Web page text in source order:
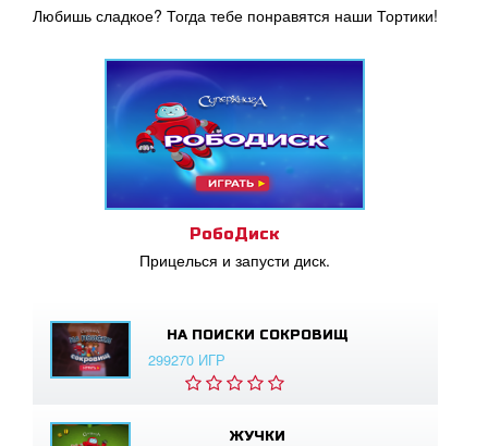
Любишь сладкое? Тогда тебе понравятся наши Тортики!
РобоДиск
Прицелься и запусти диск.
НА ПОИСКИ СОКРОВИЩ
299270 ИГР
ЖУЧКИ